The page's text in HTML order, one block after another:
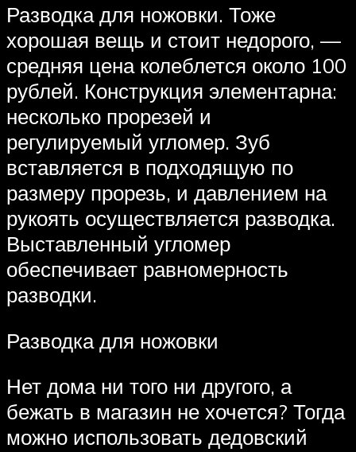
Разводка для ножовки. Тоже
хорошая вещь и стоит недорого, —
средняя цена колеблется около 100
рублей. Конструкция элементарна:
несколько прорезей и
регулируемый угломер. Зуб
вставляется в подходящую по
размеру прорезь, и давлением на
рукоять осуществляется разводка.
Выставленный угломер
обеспечивает равномерность
разводки.
Разводка для ножовки
Нет дома ни того ни другого, а
бежать в магазин не хочется? Тогда
можно использовать дедовский